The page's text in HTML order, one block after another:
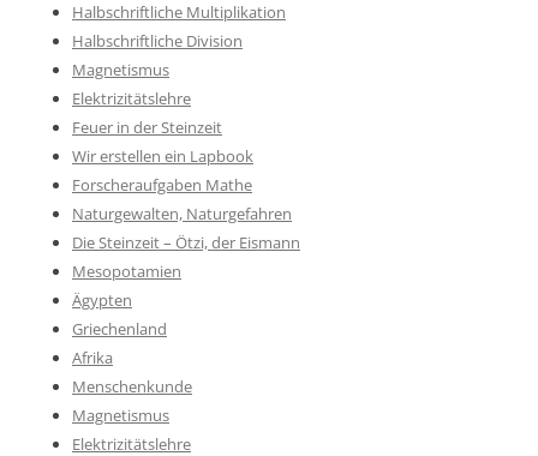
Halbschriftliche Multiplikation
Halbschriftliche Division
Magnetismus
Elektrizitätslehre
Feuer in der Steinzeit
Wir erstellen ein Lapbook
Forscheraufgaben Mathe
Naturgewalten, Naturgefahren
Die Steinzeit – Ötzi, der Eismann
Mesopotamien
Ägypten
Griechenland
Afrika
Menschenkunde
Magnetismus
Elektrizitätslehre